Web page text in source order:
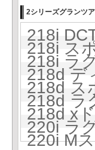
2シリーズグランツ
218i
218i ス
218i ラ
218d
218d
218d
218d x
220i ラ
220i M